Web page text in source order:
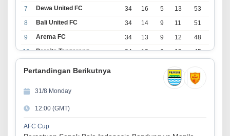
7
Dewa United FC 34 16 5 13
53
8
Bali United FC 34 14 9 11
51
9
Arema FC 34 13 9 12
48
10
Persita Tangerang 34 13 6 15
45
17
39
13
Persijap Jepara
14
Madura United FC
15
PSM Makassar
Pertandingan Berikutnya
31/8 Monday
12:00 (GMT)
AFC Cup